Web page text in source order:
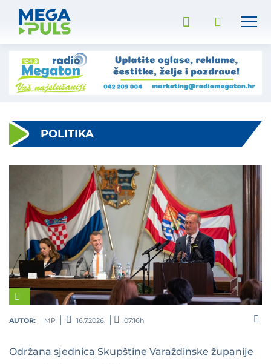
POLITIKA
AUTOR: MP 16.7.2026. 07:16h
Održana sjednica Skupštine Varaždinske županije